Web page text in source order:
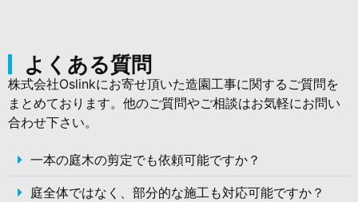
よくある質問
株式会社Oslinkにお寄せ頂いた造園工事に関するご質問を
まとめております。他のご質問やご相談はお気軽にお問い
合わせ下さい。
一本の庭木の剪定でも依頼可能ですか？
庭全体ではなく、部分的な施工も対応可能ですか？